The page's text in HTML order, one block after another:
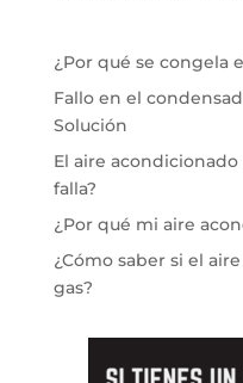
¿Por qué se congela
Fallo en el
Solución
El aire
falla?
¿Por qué mi aire
¿Cómo saber si el
gas?